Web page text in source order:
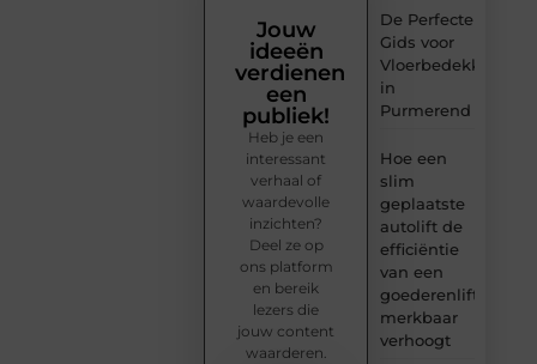
De Perfecte
Gids voor
Vloerbedekking
in
Purmerend
Hoe een
slim
geplaatste
autolift de
efficiëntie
van een
goederenlift
merkbaar
verhoogt
Jouw
ideeën
verdienen
een
publiek!
Heb je een
interessant
verhaal of
waardevolle
inzichten?
Deel ze op
ons platform
en bereik
lezers die
jouw content
waarderen.